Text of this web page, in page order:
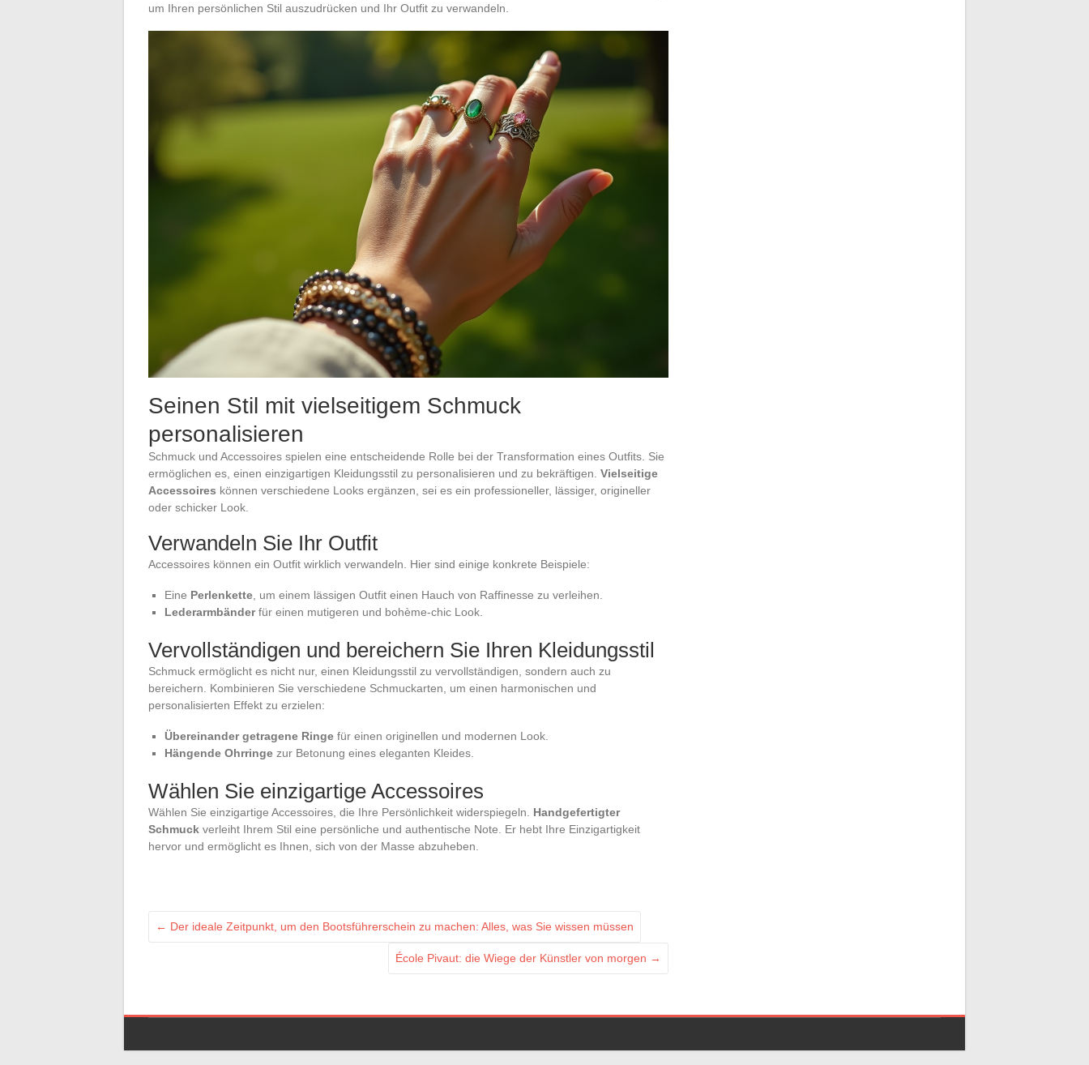
um Ihren persönlichen Stil auszudrücken und Ihr Outfit zu verwandeln.
Seinen Stil mit vielseitigem Schmuck
personalisieren
Schmuck und Accessoires spielen eine entscheidende Rolle bei der Transformation eines Outfits. Sie
ermöglichen es, einen einzigartigen Kleidungsstil zu personalisieren und zu bekräftigen. Vielseitige
Accessoires können verschiedene Looks ergänzen, sei es ein professioneller, lässiger, origineller
oder schicker Look.
Verwandeln Sie Ihr Outfit
Accessoires können ein Outfit wirklich verwandeln. Hier sind einige konkrete Beispiele:
Eine Perlenkette , um einem lässigen Outfit einen Hauch von Raffinesse zu verleihen.
Lederarmbänderfür einen mutigeren und bohème-chic Look.
Vervollständigen und bereichern Sie Ihren Kleidungsstil
Schmuck ermöglicht es nicht nur, einen Kleidungsstil zu vervollständigen, sondern auch zu
bereichern. Kombinieren Sie verschiedene Schmuckarten, um einen harmonischen und
personalisierten Effekt zu erzielen:
Übereinander getragene Ringe für einen originellen und modernen Look.
Hängende Ohrringe zur Betonung eines eleganten Kleides.
Wählen Sie einzigartige Accessoires
Wählen Sie einzigartige Accessoires, die Ihre Persönlichkeit widerspiegeln. Handgefertigter
Schmuck verleiht Ihrem Stil eine persönliche und authentische Note. Er hebt Ihre Einzigartigkeit
hervor und ermöglicht es Ihnen, sich von der Masse abzuheben.
← Der ideale Zeitpunkt, um den Bootsführerschein zu machen: Alles, was Sie wissen müssen
École Pivaut: die Wiege der Künstler von morgen →